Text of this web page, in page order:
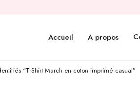
Accueil A propos
“T-Shirt March en coton imprimé casual”